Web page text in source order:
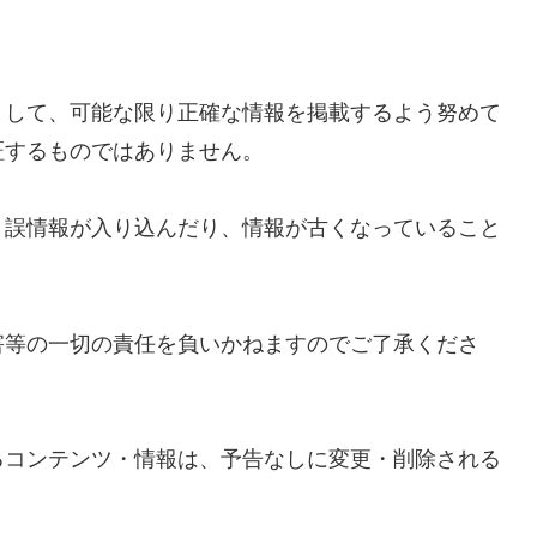
て、可能な限り正確な情報を掲載するよう努めて
るものではありません。
情報が入り込んだり、情報が古くなっていること
の一切の責任を負いかねますのでご了承くださ
ンテンツ・情報は、予告なしに変更・削除される